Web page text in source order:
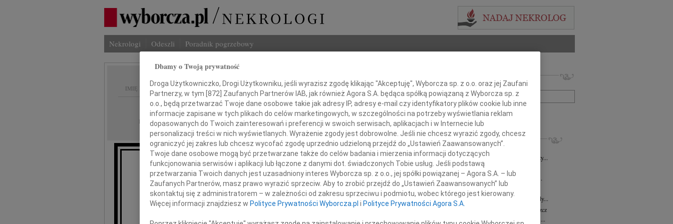
Nekrologi Odeszli Poradnik pogrzebowy
IMIĘ I NAZWISKO:
REGION: Bydgoszcz
DATA EMISJI: 23.01.2019
Umarłych wieczność dotąd trwa,
dokoąd pamięcią im się płaci.
(W. Szymborska)
Żegnamy
Imię i nazwisko lub numer ogłoszenia:
+ szukanie zaawansowane
INNE NEKROLOGI
06.08.2026Bydgoszcz
Sylwii Kramkowskiej wraz z Rodziną wyrazy...
05.08.2026Bydgoszcz
Arlecie Stanisławskiej oraz Jej Najbliższym...
30.07.2026
Bydgoszcz
Pani Elżbiecie Skwierzyńskiej Członkini Rady...
Janusz Ostoja-Zagórski
Bydgoszcz
Z głębokim smutkiem żegnamy prof. dr. hab....
Dbamy o Twoją prywatność
Droga Użytkowniczko, Drogi Użytkowniku, jeśli wyrazisz zgodę klikając "Akceptuję", Wyborcza sp. z o.o. oraz jej Zaufani
Partnerzy, w tym [872] Zaufanych Partnerów IAB, jak również Agora S.A. będąca spółką powiązaną z Wyborcza sp. z
o.o., będą przetwarzać Twoje dane osobowe takie jak adresy IP, adresy e-mail czy identyfikatory plików cookie lub inne
informacje zapisane w tych plikach do celów marketingowych, w szczególności na potrzeby wyświetlania reklam
dopasowanych do Twoich zainteresowań i preferencji w swoich serwisach, aplikacjach i w Internecie lub
personalizacji treści w nich wyświetlanych. Wyrażenie zgody jest dobrowolne. Jeśli nie chcesz wyrazić zgody, chcesz
ograniczyć jej zakres lub chcesz wycofać zgodę uprzednio udzieloną przejdź do „Ustawień Zaawansowanych”.
Twoje dane osobowe mogą być przetwarzane także do celów badania i mierzenia informacji dotyczących
funkcjonowania serwisów i aplikacji lub łączone z danymi dot. świadczonych Tobie usług. Jeśli podstawą
przetwarzania Twoich danych jest uzasadniony interes Wyborcza sp. z o.o., jej spółki powiązanej – Agora S.A. – lub
Zaufanych Partnerów, masz prawo wyrazić sprzeciw. Aby to zrobić przejdź do „Ustawień Zaawansowanych” lub
skontaktuj się z administratorem – w zależności od zakresu sprzeciwu i podmiotu, wobec którego jest kierowany.
Więcej informacji znajdziesz w Polityce Prywatności Wyborcza.pl i Polityce Prywatności Agora S.A.